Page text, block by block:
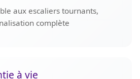
aux escaliers tournants,
complète
à vie